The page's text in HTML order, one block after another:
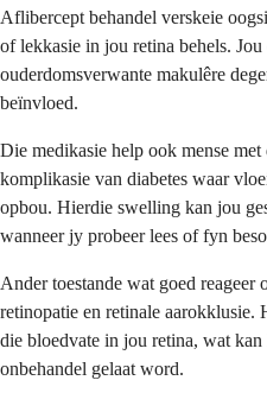
Aflibercept behandel verskeie
of lekkasie in jou retina behels.
ouderdomsverwante makulêre
beïnvloed.
Die medikasie help ook mense met
komplikasie van diabetes waar
opbou. Hierdie swelling kan jou
wanneer jy probeer lees of fyn
Ander toestande wat goed reageer
retinopatie en retinale aarokklusie.
die bloedvate in jou retina, wat
onbehandel gelaat word.